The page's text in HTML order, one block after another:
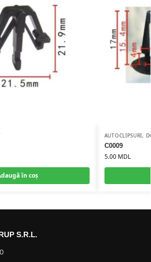
în coș
AUTOCLIPSURI,
C0009
5.00 MDL
S.R.L.